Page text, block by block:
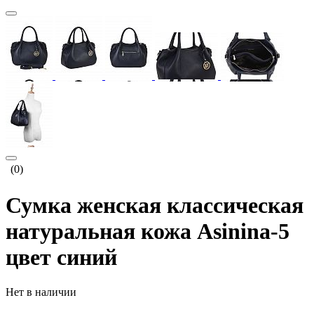
(0)
Сумка женская классическая
натуральная кожа Asinina-5
цвет синий
Нет в наличии